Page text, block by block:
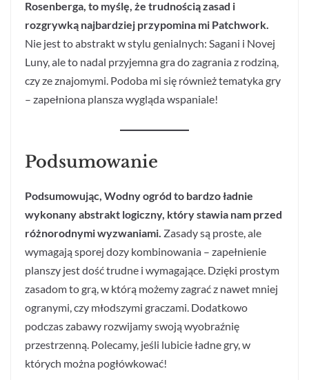
Rosenberga, to myślę, że trudnością zasad i
rozgrywką najbardziej przypomina mi Patchwork.
Nie jest to abstrakt w stylu genialnych: Sagani i Novej
Luny, ale to nadal przyjemna gra do zagrania z rodziną,
czy ze znajomymi. Podoba mi się również tematyka gry
– zapełniona plansza wygląda wspaniale!
Podsumowanie
Podsumowując, Wodny ogród to bardzo ładnie
wykonany abstrakt logiczny, który stawia nam przed
różnorodnymi wyzwaniami. Zasady są proste, ale
wymagają sporej dozy kombinowania – zapełnienie
planszy jest dość trudne i wymagające. Dzięki prostym
zasadom to grą, w którą możemy zagrać z nawet mniej
ogranymi, czy młodszymi graczami. Dodatkowo
podczas zabawy rozwijamy swoją wyobraźnię
przestrzenną. Polecamy, jeśli lubicie ładne gry, w
których można pogłówkować!